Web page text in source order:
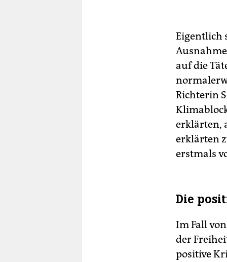
Eigentlich
auf die
Richterin
erklärten,
erklärten
erstmals
Die
Im Fall
der
positive